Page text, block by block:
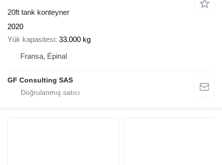
20ft tank konteyner
2020
Yük kapasitesi 33.000 kg
Fransa, Épinal
GF Consulting SAS